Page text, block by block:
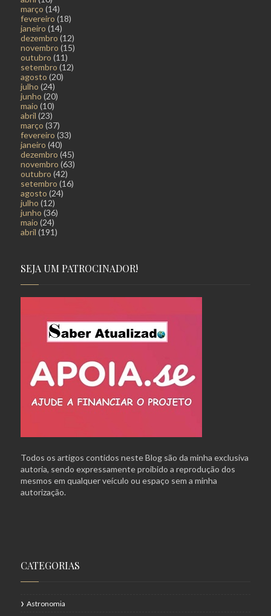
março (14)
fevereiro (18)
janeiro (14)
dezembro (12)
novembro (15)
outubro (11)
setembro (12)
agosto (20)
julho (24)
junho (20)
maio (10)
abril (23)
março (37)
fevereiro (33)
janeiro (40)
dezembro (45)
novembro (63)
outubro (42)
setembro (16)
agosto (24)
julho (12)
junho (36)
maio (24)
abril (191)
SEJA UM PATROCINADOR!
Todos os artigos contidos neste Blog são da minha exclusiva
autoria, sendo expressamente proibido a reprodução dos
mesmos em qualquer veículo ou espaço sem a minha
autorização.
CATEGORIAS
Astronomia